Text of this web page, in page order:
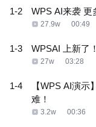
1-2 WPS AI来袭 更
27.9w 00:49
1-3 WPSAI 上新了！
27w 03:28
1-4
【WPS AI演示
难！
3.2w 00:36